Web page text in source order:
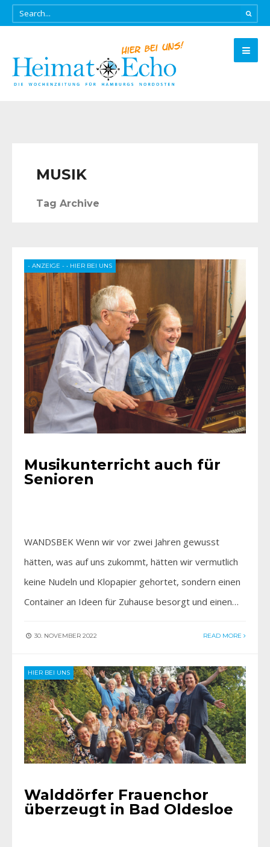
MUSIK
Tag Archive
- ANZEIGE - • HIER BEI UNS
Musikunterricht auch für
Senioren
WANDSBEK Wenn wir vor zwei Jahren gewusst
hätten, was auf uns zukommt, hätten wir vermutlich
keine Nudeln und Klopapier gehortet, sondern einen
Container an Ideen für Zuhause besorgt und einen…
30. NOVEMBER 2022 READ MORE
HIER BEI UNS
Walddörfer Frauenchor
überzeugt in Bad Oldesloe